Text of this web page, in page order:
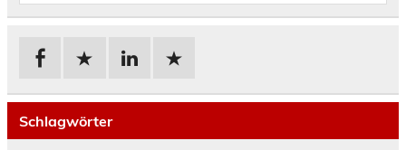
Schlagwörter